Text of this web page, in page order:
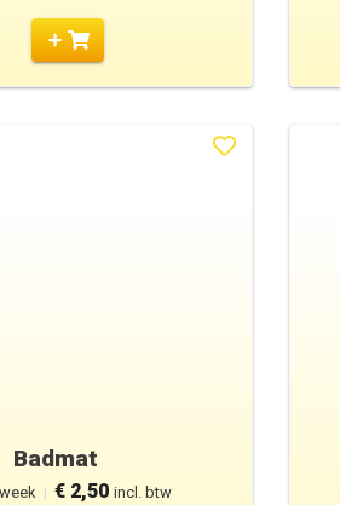
Badmat
| € 2,50 incl. btw